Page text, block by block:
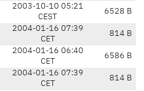
2003-10-10 05:21
CEST
6528 B
2004-01-16 07:39
CET
814 B
2004-01-16 06:40
CET
6586 B
2004-01-16 07:39
CET
814 B